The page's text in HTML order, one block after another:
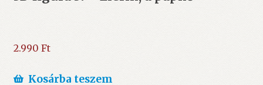
2.990 Ft
Kosárba teszem